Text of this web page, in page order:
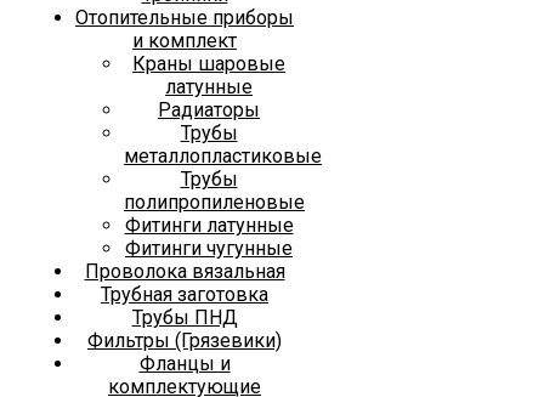
Отопительные приборы
и комплект
Краны шаровые
латунные
Радиаторы
Трубы
металлопластиковые
Трубы
полипропиленовые
Фитинги латунные
Фитинги чугунные
Проволока вязальная
Трубная заготовка
Трубы ПНД
Фильтры (Грязевики)
Фланцы и
комплектующие